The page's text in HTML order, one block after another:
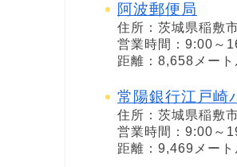
阿波郵便局
住所：茨城県稲敷
営業時間：9:00～
距離：8,658メート
常陽銀行江戸崎
住所：茨城県稲敷
営業時間：9:00～
距離：9,469メート